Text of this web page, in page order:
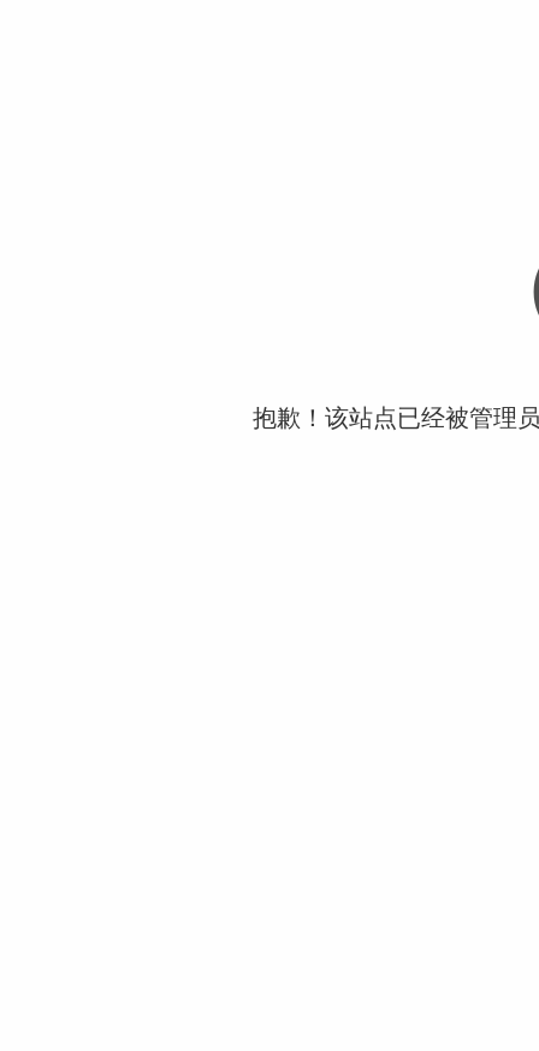
抱歉！该站点已经被管理